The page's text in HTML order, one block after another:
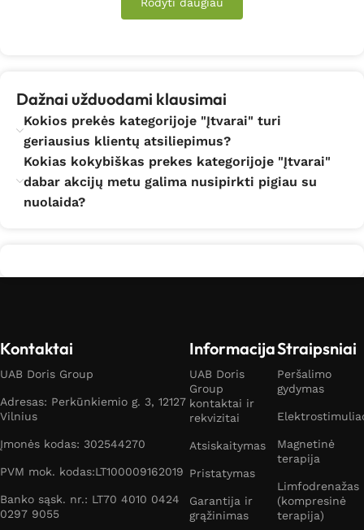
Dažnai užduodami klausimai
Kokios prekės kategorijoje "Įtvarai" turi
geriausius klientų atsiliepimus?
Kokias kokybiškas prekes kategorijoje "Įtvarai"
dabar akcijų metu galima nusipirkti pigiau su
nuolaida?
Kontaktai
UAB Doris Group
Adresas: Perkūnkiemio g. 3, 12127
Vilnius
Įmonės kodas: 302544270
PVM mok. kodas:LT100009162019
Banko sąsk. nr.: LT70 4010 0424
0297 9055
Informacija
UAB Doris
Group
kontaktai ir
rekvizitai
Atsiskaitymas
Pristatymas
Garantija ir
grąžinimas
Straipsniai
Peršalimo
gydymas
Magnetinė
terapija
Limfodrenažas
(kompresinė
terapija)